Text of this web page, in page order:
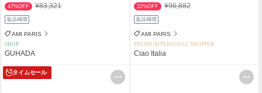
47%OFF ¥83,321
返品補償
AMI PARIS
SHOP
GUHADA
22%OFF ¥96,882
返品補償
AMI PARIS
PREMIUM PERSONAL SHOPPER
Ciao Italia
タイムセール